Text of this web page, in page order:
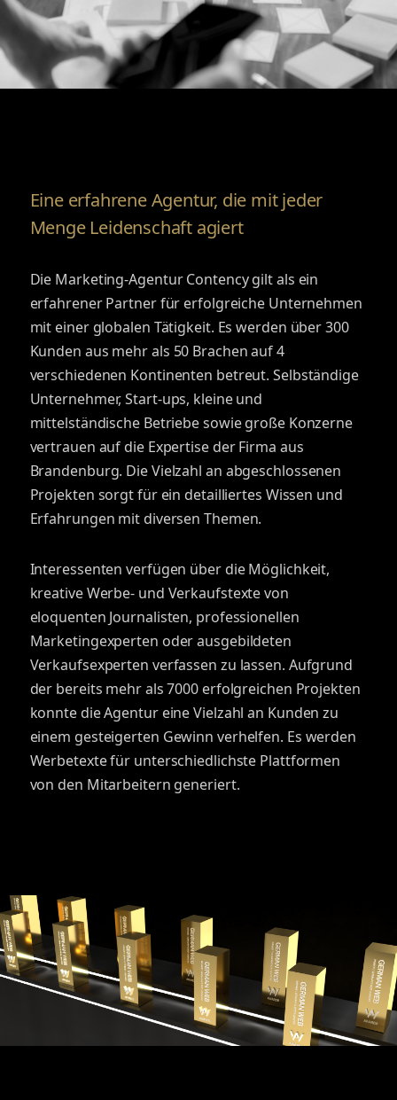
Eine erfahrene Agentur, die mit jeder
Menge Leidenschaft agiert
Die Marketing-Agentur Contency gilt als ein
erfahrener Partner für erfolgreiche Unternehmen
mit einer globalen Tätigkeit. Es werden über 300
Kunden aus mehr als 50 Brachen auf 4
verschiedenen Kontinenten betreut. Selbständige
Unternehmer, Start-ups, kleine und
mittelständische Betriebe sowie große Konzerne
vertrauen auf die Expertise der Firma aus
Brandenburg. Die Vielzahl an abgeschlossenen
Projekten sorgt für ein detailliertes Wissen und
Erfahrungen mit diversen Themen.
Interessenten verfügen über die Möglichkeit,
kreative Werbe- und Verkaufstexte von
eloquenten Journalisten, professionellen
Marketingexperten oder ausgebildeten
Verkaufsexperten verfassen zu lassen. Aufgrund
der bereits mehr als 7000 erfolgreichen Projekten
konnte die Agentur eine Vielzahl an Kunden zu
einem gesteigerten Gewinn verhelfen. Es werden
Werbetexte für unterschiedlichste Plattformen
von den Mitarbeitern generiert.